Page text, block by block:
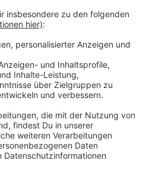
bietet eine
für medizinische Hilfe.
116 117könnt ihr jederzeit
und bei Bedarf an